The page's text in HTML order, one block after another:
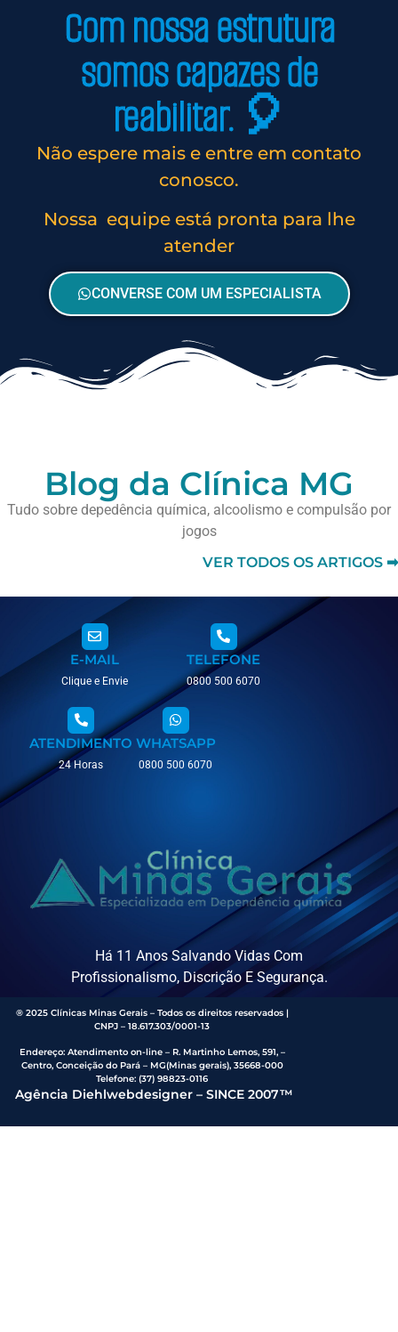
Com nossa estrutura
somos capazes de
reabilitar. 🎈
Não espere mais e entre em contato
conosco.
Nossa equipe está pronta para lhe
atender
CONVERSE COM UM ESPECIALISTA
Blog da Clínica MG
Tudo sobre depedência química, alcoolismo e compulsão por
jogos
VER TODOS OS ARTIGOS ➡
E-MAIL
Clique e Envie
TELEFONE
0800 500 6070
ATENDIMENTO
24 Horas
WHATSAPP
0800 500 6070
Há 11 Anos Salvando Vidas Com
Profissionalismo, Discrição E Segurança.
® 2025 Clínicas Minas Gerais – Todos os direitos reservados |
CNPJ – 18.617.303/0001-13
Endereço: Atendimento on-line – R. Martinho Lemos, 591, –
Centro, Conceição do Pará – MG(Minas gerais), 35668-000
Telefone:(37) 98823-0116
Agência Diehlwebdesigner – SINCE 2007™